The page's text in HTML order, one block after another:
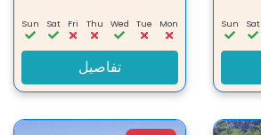
Sat
Sun
Mon
Tue
Wed
Thu
Fri
Sat
Sun
تفاصيل